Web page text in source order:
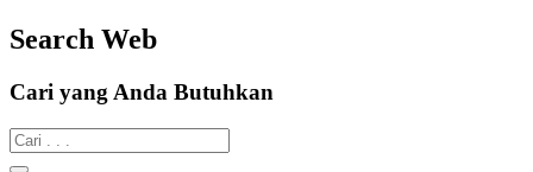
Search Web
Cari yang Anda Butuhkan